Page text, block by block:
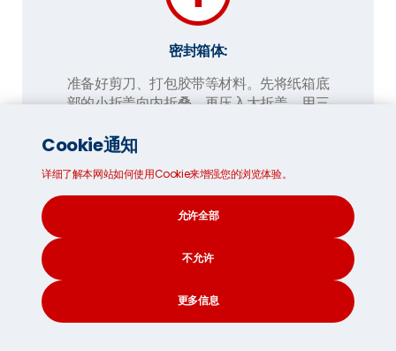
密封箱体:
准备好剪刀、打包胶带等材料。先将纸箱底
部的小折盖向内折叠，再压入大折盖，用三
用额外胶带覆盖所有外露边缘，并沿底部完
整缠绕。装箱完成后，以同样方式密封箱
盖。
Cookie通知
详细了解本网站如何使用Cookie来增强您的浏览体验。
允许全部
不允许
更多信息